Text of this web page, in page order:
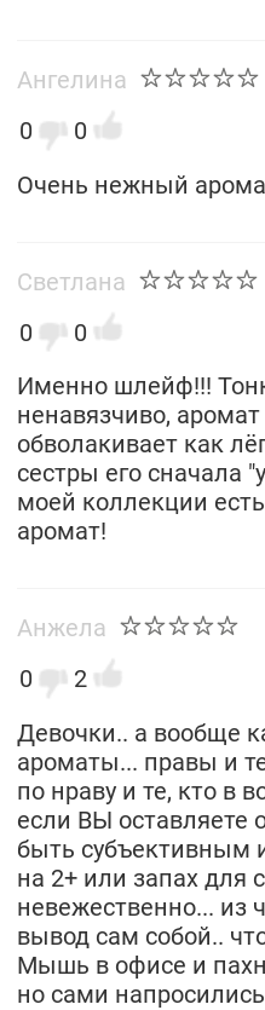
Ангелина
0
0
Очень нежный
Светлана
0
0
Именно шлейф!!!
ненавязчиво,
обволакивает как
сестры его сначала
моей коллекции
аромат!
Анжела
0
2
Девочки.. а вообще
ароматы... правы и
по нраву и те, кто в
если ВЫ оставляете
быть субъективным
на 2+ или запах для
невежественно... из
вывод сам собой..
Мышь в офисе и
но сами напросились